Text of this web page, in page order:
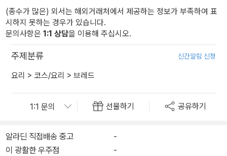
(종수가 많은) 외서는 해외거래처에서 제공하는 정보가 부족하여 표
시하지 못하는 경우가 있습니다.
문의사항은 1:1 상담을 이용해 주십시오.
주제분류 신간알림 신청
요리 > 코스/요리 > 브레드
선물하기 공유하기
알라딘 직접배송 중고
-
이 광활한 우주점
-